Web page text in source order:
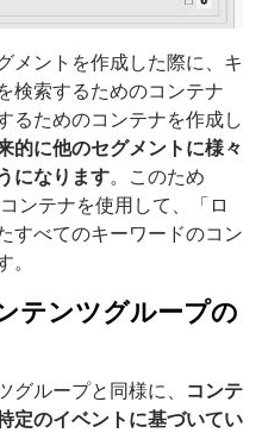
メントを作成した際に、キ
検索するためのコンテナ
るためのコンテナを作成し
的に他のセグメントに様々
になります。このため
ンテナを使用して、「ロ
すべてのキーワードのコン
テンツグループの
ループと同様に、 コンテ
定のイベントに基づいてい